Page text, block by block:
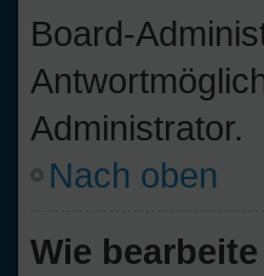
Board-
Administrator.
Nach oben
Wie